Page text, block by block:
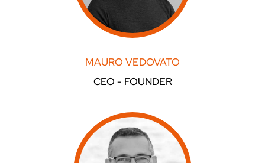
MAURO VEDOVATO
CEO - FOUNDER